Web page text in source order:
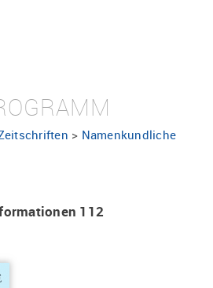
> Namenkundliche
112